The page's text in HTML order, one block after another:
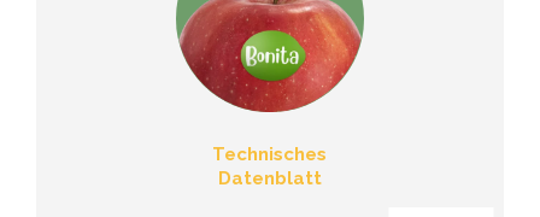
Technisches
Datenblatt